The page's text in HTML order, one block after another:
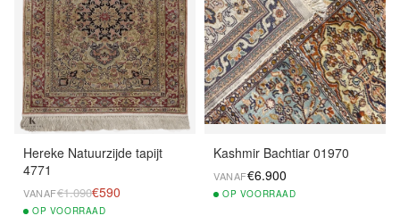
Hereke Natuurzijde tapijt
4771
VANAF€1.090€590
OP VOORRAAD
Kashmir Bachtiar 01970
VANAF€6.900
OP VOORRAAD